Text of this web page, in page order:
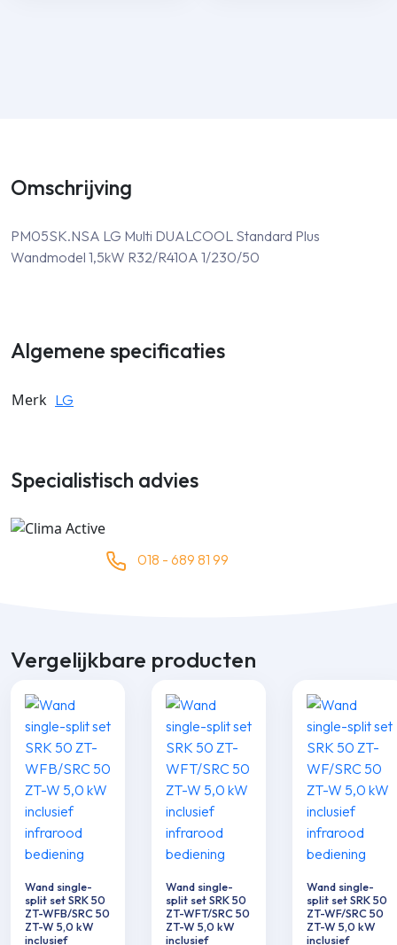
Omschrijving
PM05SK.NSA LG Multi DUALCOOL Standard Plus
Wandmodel 1,5kW R32/R410A 1/230/50
Algemene specificaties
Merk LG
Specialistisch advies
018 - 689 81 99
Vergelijkbare producten
Wand single-
split set SRK 50
ZT-WFB/SRC 50
ZT-W 5,0 kW
inclusief
Wand single-
split set SRK 50
ZT-WFT/SRC 50
ZT-W 5,0 kW
inclusief
Wand single-
split set SRK 50
ZT-WF/SRC 50
ZT-W 5,0 kW
inclusief